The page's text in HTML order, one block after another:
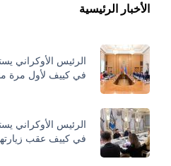
الأخبار الرئيسية
الرئيس الأوكراني
في كييف لأول مرة
الرئيس الأوكراني
في كييف عقب